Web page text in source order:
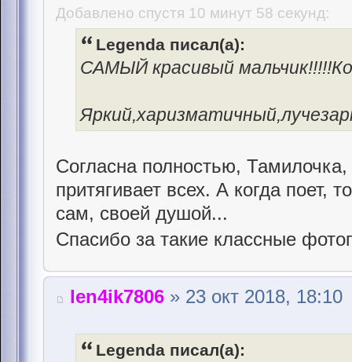
Добавлено спустя 10 минут 58 секунд:
Legenda писал(а):
САМЫЙ красивый
Согласна полностью,
притягивает всех. А когда поет,
сам, своей душой...
Спасибо за такие классные
len4ik7806 » 23 окт 2018, 18:10
Legenda писал(а):